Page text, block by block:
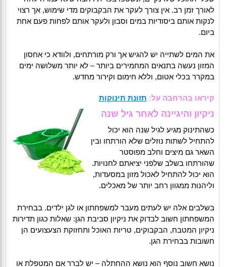
לאורך זמן רב. אין צורך לעקר את הבקבוקים מדי שימוש, אך רצוי
לנקות אותם ביסודיות במים וסבון ולעקר אותם לפחות פעם אחת
ביום.
את המים לשתייה יש להגיש אך ורק מורתחים, ולוודא כי אחסון
המזון נעשה בתנאים המחמירים ביותר – לא יותר משלושה ימים
במקרר בכלי אטום, וללא חימום וקירור מחדש.
קיראו בהרחבה על: תזונת תינוקות
ניקיון והיגיינה לאחר גיל שנה
כשהתינוק מגיע לגיל שנה הוא יכול
להתחיל לשתות נוזלים שלא הורתחו ובין
השאר גם מיצים וחלב מפוסטר
שהורתחו בשלב שלפני יציאתם לחנויות.
הוא יכול להתחיל לאכול מזון במסעדות,
וליהנות ממגוון רחב יותר של מאכלים.
בשלבים אלה יש לעתים מעבר למשפחתון או לגן ילדים. בבחירת
המשפחתון חשוב לבדוק את ניקיון סביבת הגן: שאלות כגון תדירות
ניקיון המטבח, הבקבוקים, טריות האוכל ותחזוקת הצעצועים הן
חשובות בבחירת הגן.
נושא חשוב נוסף הוא נושא ההחתלה – יש לברר אם המטפלת או